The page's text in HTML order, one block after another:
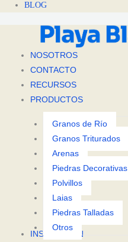
BLOG
NOSOTROS
CONTACTO
RECURSOS
PRODUCTOS
Granos de Río
Granos Triturados
Arenas
Piedras Decorativas
Polvillos
Lajas
Piedras Talladas
Otros
INSPIRACIÓN